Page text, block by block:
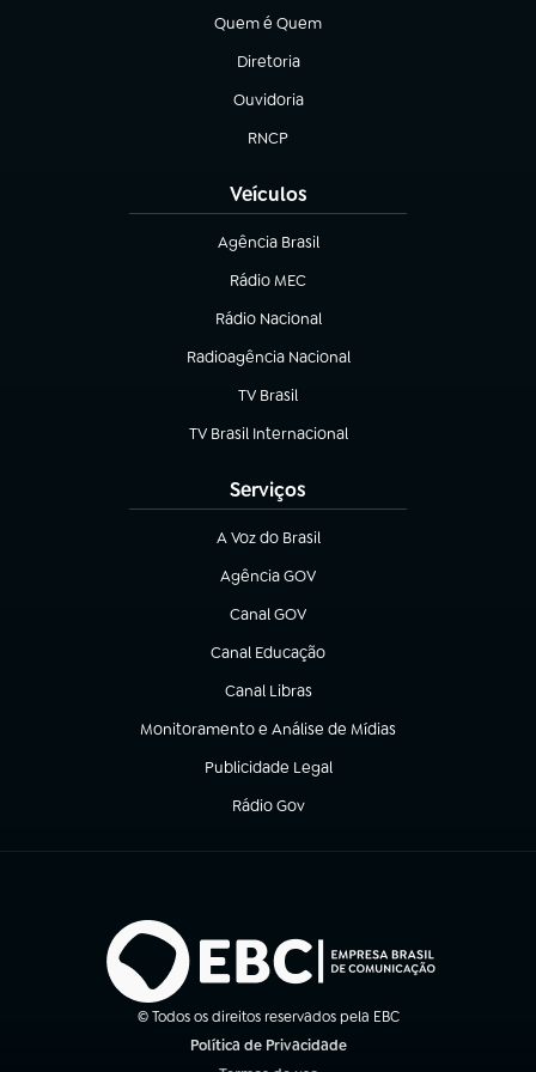
Quem é Quem
(abre em nova aba)
Diretoria
(abre em nova aba)
Ouvidoria
(abre em nova aba)
RNCP
(abre em nova aba)
Veículos
Agência Brasil
(abre em nova aba)
Rádio MEC
(abre em nova aba)
Rádio Nacional
Radioagência Nacional
(abre em nova aba)
TV Brasil
(abre em nova aba)
TV Brasil Internacional
(abre em nova aba)
Serviços
A Voz do Brasil
(abre em nova aba)
Agência GOV
(abre em nova aba)
Canal GOV
(abre em nova aba)
Canal Educação
(abre em nova aba)
Canal Libras
(abre em nova aba)
Monitoramento e Análise de Mídias
(abre em nova aba)
Publicidade Legal
(abre em nova aba)
Rádio Gov
(abre em nova aba)
© Todos os direitos reservados pela EBC
Política de Privacidade